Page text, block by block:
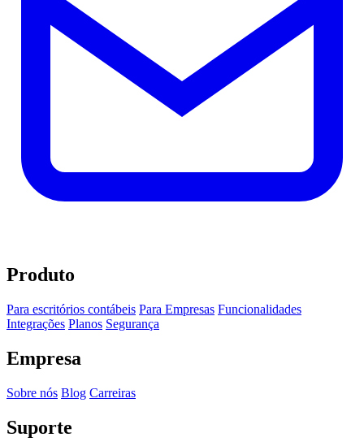
Produto
Para escritórios contábeis Para Empresas Funcionalidades
Integrações Planos Segurança
Empresa
Sobre nós Blog Carreiras
Suporte